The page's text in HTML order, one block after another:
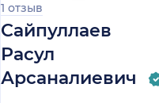
Сайпуллаев
Расул
Арсаналиевич
1 отзыв